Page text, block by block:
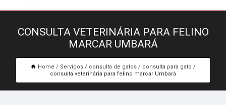
CONSULTA VETERINÁRIA PARA FELINO
MARCAR UMBARÁ
Home Serviços consulta de gatos
consulta para gato
consulta veterinária para felino marcar Umbará